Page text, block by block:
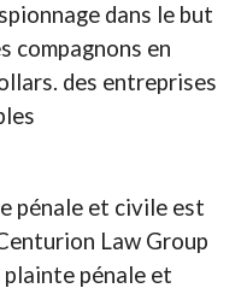
dans le but
compagnons en
des entreprises
pénale et civile est
Law Group
pénale et